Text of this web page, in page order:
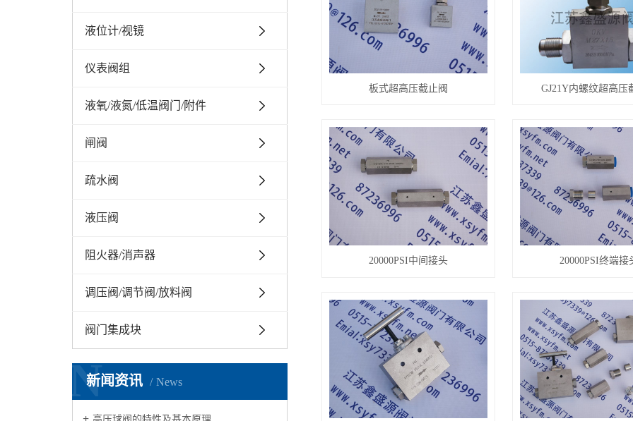
液位计/视镜
仪表阀组
液氧/液氮/低温阀门/附件
闸阀
疏水阀
液压阀
阻火器/消声器
调压阀/调节阀/放料阀
阀门集成块
新闻资讯 News
N
板式超高压截止阀 GJ21Y内螺纹超高压
20000PSI中间接头 20000PSI终端接